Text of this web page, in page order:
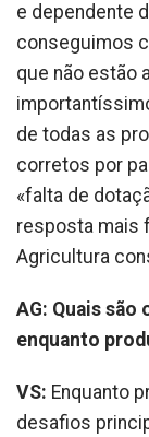
e dependente
conseguimos
que não estão
de todas as
corretos por
«falta de
resposta mais
Agricultura
AG: Quais são
enquanto
VS: Enquanto
desafios